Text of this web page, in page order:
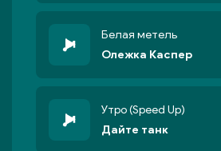
Белая метель
Олежка Каспер
Утро (Speed Up)
Дайте танк